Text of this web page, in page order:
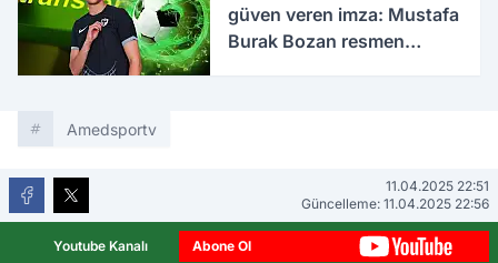
güven veren imza: Mustafa
Burak Bozan resmen
Amedsportv
11.04.2025 22:51
Güncelleme: 11.04.2025 22:56
Youtube Kanalı Abone Ol